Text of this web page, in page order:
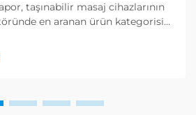
taşınabilir masaj cihazlarının
en aranan ürün kategorisi
çıkıyor. Dağıtım şirketleri zaten